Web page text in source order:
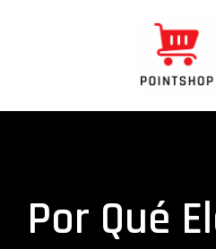
Por Qué